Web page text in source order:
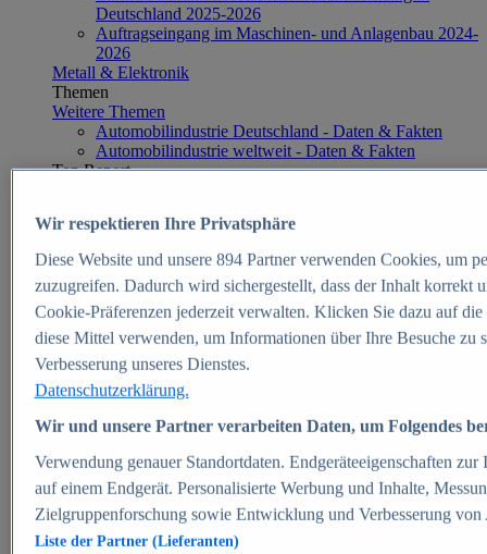
Deutschland 2025-2026
Auftragseingang im Maschinen- und Anlagenbau 2024-
2026
Metall & Elektronik
Themen
Weitere Themen
Automobilindustrie Deutschland - Daten & Fakten
Automobilindustrie weltweit - Daten & Fakten
Top Report
Zum Report
E-commerce
Beliebte Statistiken
Aktuelle Statistiken
E-Commerce - Entwicklung des Umsatzes in
Deutschland 1999-2025
Umsatz von Amazon in Deutschland und weltweit
2010-2025
B2C-E-Commerce: Top-50 Online Shops in
Deutschland 2024
Marktanteile von Online-Zahlungsverfahren in
Deutschland 2024
Umsatzstarke Warengruppen im Online-Handel in
Deutschland 2023-2025
Wir respektieren Ihre Privatsphäre
Diese Website und unsere 894Partner verwenden Cookies, um
zuzugreifen. Dadurch wird sichergestellt, dass der Inhalt korrekt
Cookie-Präferenzen jederzeit verwalten. Klicken Sie dazu auf
diese Mittel verwenden, um Informationen über Ihre Besuche
Verbesserung unseres Dienstes.
Datenschutzerklärung.
Wir und unsere Partner verarbeiten Daten, um Folgendes
Verwendung genauer Standortdaten. Endgeräteeigenschaften
auf einem Endgerät. Personalisierte Werbung und Inhalte,
Zielgruppenforschung sowie Entwicklung und Verbesserung von
Liste der Partner (Lieferanten)